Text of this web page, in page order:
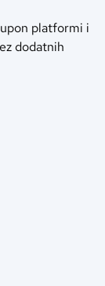
platformi i
dodatnih